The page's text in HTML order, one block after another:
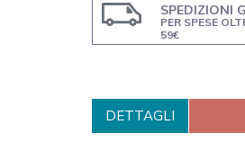
SPEDIZIONI
PER SPESE
59€
DETTAGLI